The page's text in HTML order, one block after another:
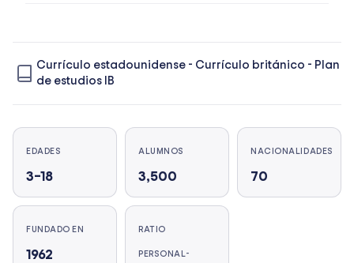
Currículo estadounidense - Currículo británico - Plan
de estudios IB
EDADES
3–18
ALUMNOS
3,500
NACIONALIDADES
70
FUNDADO EN
1962
RATIO
PERSONAL-